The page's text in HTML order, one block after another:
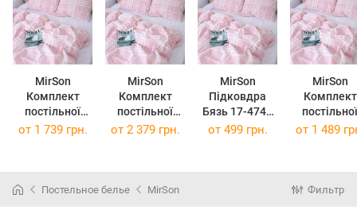
MirSon
Комплект
постільної
білизни Бязь
MirSon
Комплект
постільної
білизни Бязь
MirSon
Підковдра
Бязь 17-4747
Melissa 110 x
MirSon
Комплект
постільної
білизни Бязь
от 1 739 грн. от 2 379 грн. от 499 грн. от 1 489
Постельное белье MirSon Фильтр